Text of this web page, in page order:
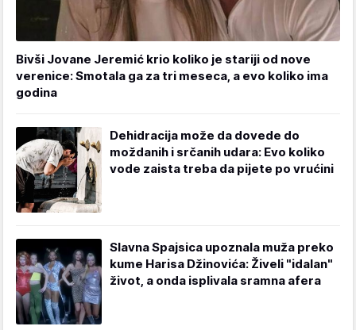
Bivši Jovane Jeremić krio koliko je stariji od nove
verenice: Smotala ga za tri meseca, a evo koliko ima
godina
Dehidracija može da dovede do
moždanih i srčanih udara: Evo koliko
vode zaista treba da pijete po vrućini
Slavna Spajsica upoznala muža preko
kume Harisa Džinovića: Živeli "idalan"
život, a onda isplivala sramna afera